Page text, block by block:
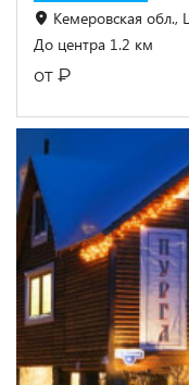
Кемеровская обл.,
До центра 1.2 км
от ₽